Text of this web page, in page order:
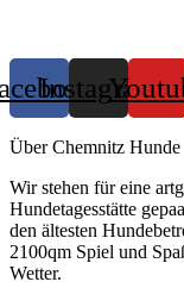
Instagram
Über Chemnitz Hunde
Wir stehen für eine
Hundetagesstätte
den ältesten
2100qm Spiel und
Wetter.